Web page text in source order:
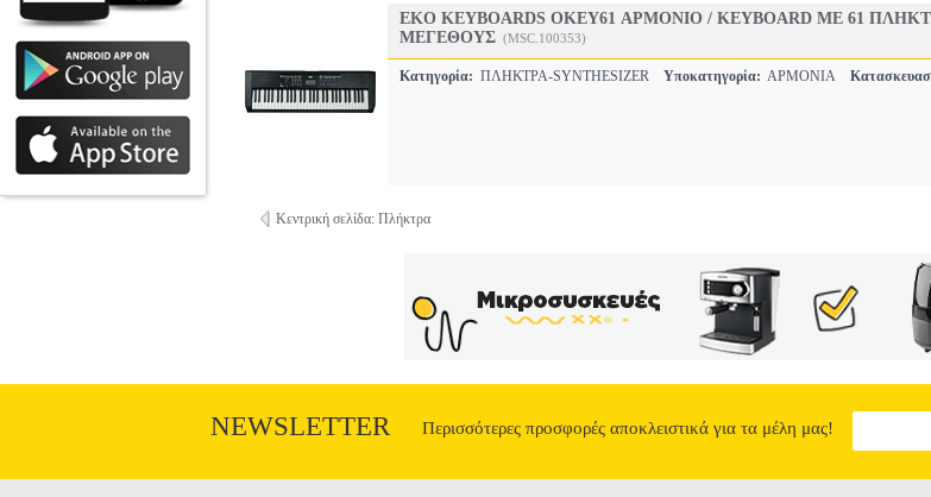
EKO KEYBOARDS OKEY61 ΑΡΜΟΝΙΟ / KEYBOARD ΜΕ 61
ΜΕΓΕΘΟΥΣ (MSC.100353)
Κατηγορία: ΠΛΗΚΤΡΑ-SYNTHESIZER Υποκατηγορία: ΑΡΜΟΝΙΑ
Κεντρική σελίδα: Πλήκτρα
NEWSLETTER Περισσότερες προσφορές αποκλειστικά για τα μέλη μας!